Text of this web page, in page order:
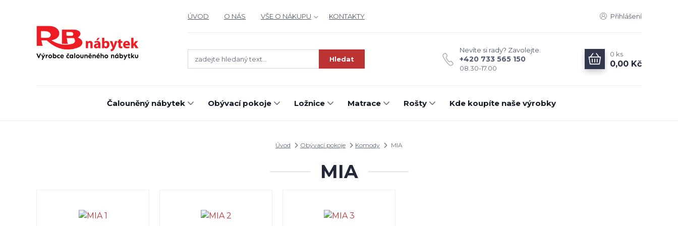
ÚVOD O NÁS VŠE O NÁKUPU KONTAKTY Přihlášení
Hledat
Nevíte si rady? Zavolejte.
+420 733 565 150
08.30-17.00
0 ks
0,00 Kč
Čalouněný nábytek Obývací pokoje Ložnice Matrace Rošty Kde koupíte naše výrobky
Úvod Obývací pokoje Komody MIA
MIA